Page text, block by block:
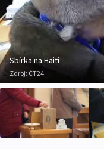
Sbírka na Haiti
Zdroj: ČT24